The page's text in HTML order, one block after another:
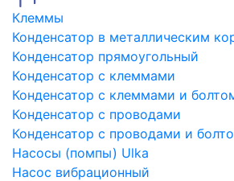
Клеммы
Конденсатор в металлическим
Конденсатор прямоугольный
Конденсатор с клеммами
Конденсатор с клеммами и
Конденсатор с проводами
Конденсатор с проводами и
Насосы (помпы) Ulka
Насос вибрационный